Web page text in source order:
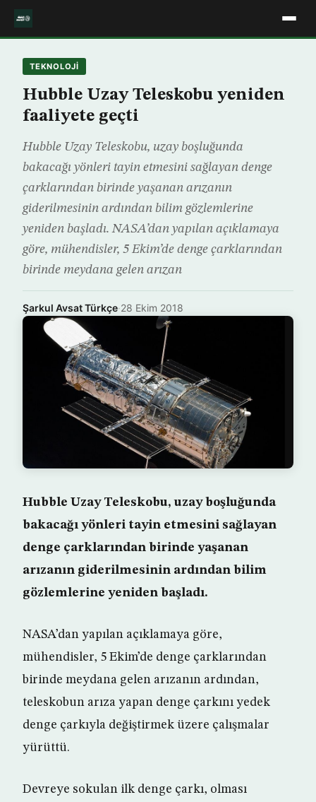
TEKNOLOJİ
Hubble Uzay Teleskobu yeniden
faaliyete geçti
Hubble Uzay Teleskobu, uzay boşluğunda
bakacağı yönleri tayin etmesini sağlayan denge
çarklarından birinde yaşanan arızanın
giderilmesinin ardından bilim gözlemlerine
yeniden başladı. NASA’dan yapılan açıklamaya
göre, mühendisler, 5 Ekim’de denge çarklarından
birinde meydana gelen arızan
Şarkul Avsat Türkçe·28 Ekim 2018
Hubble Uzay Teleskobu, uzay boşluğunda
bakacağı yönleri tayin etmesini sağlayan
denge çarklarından birinde yaşanan
arızanın giderilmesinin ardından bilim
gözlemlerine yeniden başladı.
NASA’dan yapılan açıklamaya göre,
mühendisler, 5 Ekim’de denge çarklarından
birinde meydana gelen arızanın ardından,
teleskobun arıza yapan denge çarkını yedek
denge çarkıyla değiştirmek üzere çalışmalar
yürüttü.
Devreye sokulan ilk denge çarkı, olması